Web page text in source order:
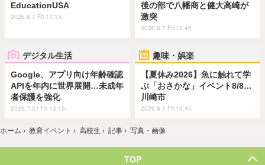
EducationUSA
2026.8.7 Fri 11:15
後の部で八幡商と健大高崎が
激突
2026.8.7 Fri 12:45
デジタル生活
Google、アプリ向け年齢確認
APIを年内に世界展開…未成年
者保護を強化
2026.7.31 Fri 13:45
趣味・娯楽
【夏休み2026】魚に触れて学
ぶ「おさかな」イベント8/8…
川崎市
2026.8.7 Fri 10:45
ホーム › 教育イベント › 高校生 › 記事 › 写真・画像
TOP